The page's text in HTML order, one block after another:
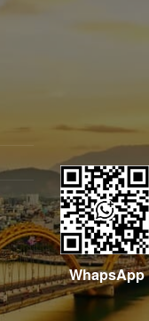
WhapsApp